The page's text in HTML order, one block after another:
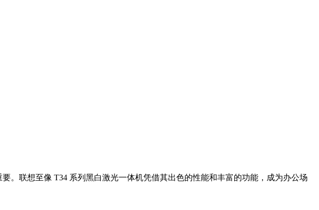
。联想至像 T34 系列黑白激光一体机凭借其出色的性能和丰富的功能，成为办公场